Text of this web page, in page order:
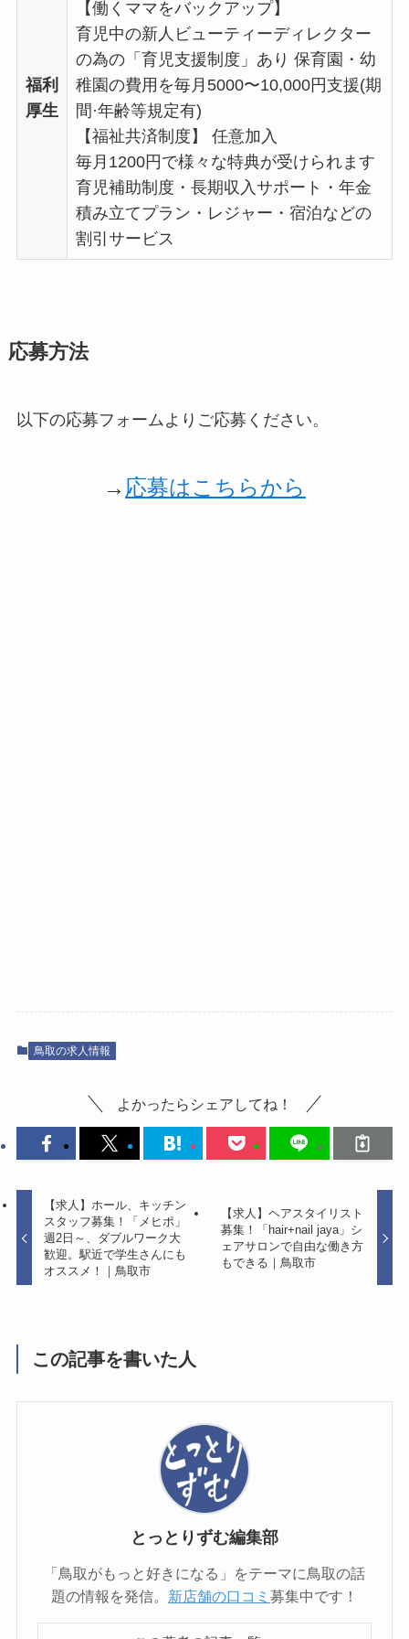
福利
厚生
【働くママをバックアップ】
育児中の新人ビューティーディレクター
の為の「育児支援制度」あり 保育園・幼
稚園の費用を毎月5000〜10,000円支援(期
間·年齢等規定有)
【福祉共済制度】 任意加入
毎月1200円で様々な特典が受けられます
育児補助制度・長期収入サポート・年金
積み立てプラン・レジャー・宿泊などの
割引サービス
応募方法
以下の応募フォームよりご応募ください。
→ 応募はこちらから
鳥取の求人情報
よかったらシェアしてね！
【求人】ホール、キッチン
スタッフ募集！「メヒポ」
週2日～、ダブルワーク大
歓迎。駅近で学生さんにも
オススメ！｜鳥取市
【求人】ヘアスタイリスト
募集！「hair+nail jaya」シ
ェアサロンで自由な働き方
もできる｜鳥取市
この記事を書いた人
とっとりずむ編集部
「鳥取がもっと好きになる」をテーマに鳥取の話
題の情報を発信。 新店舗の口コミ 募集中です！